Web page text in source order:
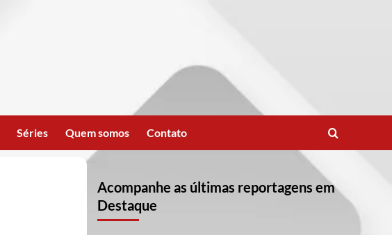
Séries Quem somos Contato
Acompanhe as últimas reportagens em
Destaque